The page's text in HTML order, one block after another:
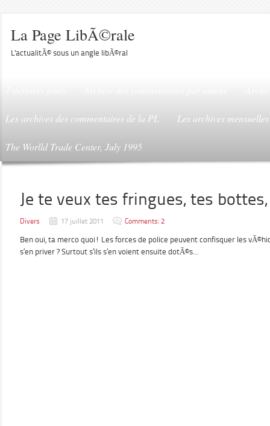
La Page LibÃ©rale
L'actualitÃ© sous un angle libÃ©ral
Les archives des commentaires de la PL Les archives
The Worlld Trade Center, July 1995
Je te veux tes fringues, tes
Divers 17 juillet 2011 Comments: 2
Ben oui, ta merco quoi! Les forces de police peuvent confisquer les
s’en priver ? Surtout s’ils s’en voient ensuite dotÃ©s…